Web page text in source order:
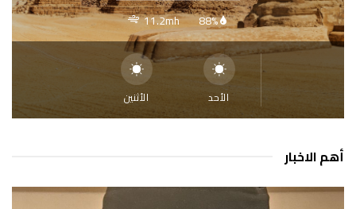
88%
11.2mh
الأحد الأثنين
أهم الاخبار